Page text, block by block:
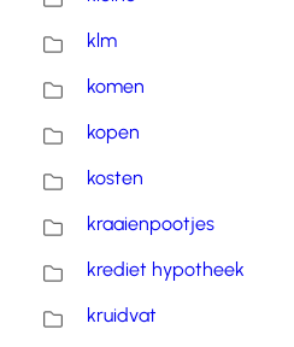
klm
komen
kopen
kosten
kraaienpootjes
krediet hypotheek
kruidvat